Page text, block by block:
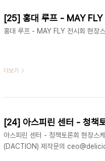
[25] 홍대 루프 - MAY FLY
홍대 루프 - MAY FLY 전시회 현장
더보기
[24] 아스피린 센터 - 청책
아스피린 센터 - 청책토론회 현장
(DACTION) 제작문의